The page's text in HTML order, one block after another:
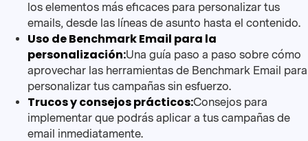
los elementos más eficaces para personalizar tus
emails, desde las líneas de asunto hasta el contenido.
Uso de Benchmark Email para la
personalización:Una guía paso a paso sobre cómo
aprovechar las herramientas de Benchmark Email para
personalizar tus campañas sin esfuerzo.
Trucos y consejos prácticos:Consejos para
implementar que podrás aplicar a tus campañas de
email inmediatamente.